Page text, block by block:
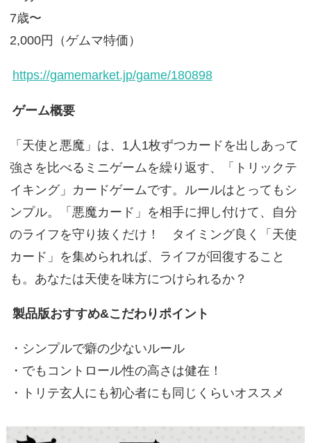
7歳〜
2,000円（ゲムマ特価）
https://gamemarket.jp/game/180898
ゲーム概要
「天使と悪魔」は、1人1枚ずつカードを出しあって
強さを比べるミニゲームを繰り返す、「トリックテ
イキング」カードゲームです。ルールはとってもシ
ンプル。「悪魔カード」を相手に押し付けて、自分
のライフを守り抜くだけ！ タイミング良く「天使
カード」を集められれば、ライフが回復すること
も。あなたは天使を味方につけられるか？
製品版おすすめ&こだわりポイント
・シンプルで癖の少ないルール
・でもコントロール性の高さは健在！
・トリテ玄人にも初心者にも同じくらいオススメ